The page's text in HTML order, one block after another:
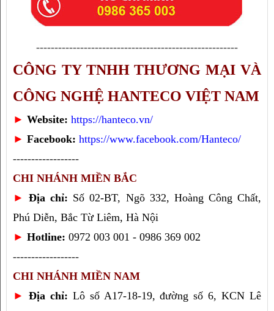
-------------------------------------------------------
CÔNG TY TNHH THƯƠNG MẠI VÀ
CÔNG NGHỆ HANTECO VIỆT NAM
► Website: https://hanteco.vn/
► Facebook: https://www.facebook.com/Hanteco/
------------------
CHI NHÁNH MIỀN BẮC
► Địa chỉ: Số 02-BT, Ngõ 332, Hoàng Công Chất,
Phú Diễn, Bắc Từ Liêm, Hà Nội
► Hotline: 0972 003 001 - 0986 369 002
------------------
CHI NHÁNH MIỀN NAM
► Địa chỉ: Lô số A17-18-19, đường số 6, KCN Lê